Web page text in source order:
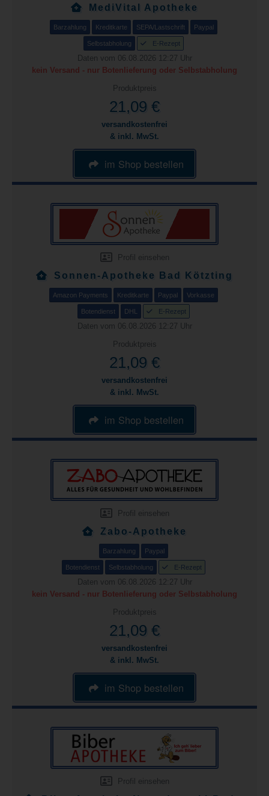
MediVital Apotheke
Barzahlung Kreditkarte SEPA/Lastschrift Paypal
Selbstabholung E-Rezept
Daten vom 06.08.2026 12:27 Uhr
kein Versand - nur Botenlieferung oder Selbstabholung
Produktpreis
21,09 €
versandkostenfrei
& inkl. MwSt.
im Shop bestellen
Profil einsehen
Sonnen-Apotheke Bad Kötzting
Amazon Payments Kreditkarte Paypal Vorkasse
Botendienst DHL E-Rezept
Daten vom 06.08.2026 12:27 Uhr
Produktpreis
21,09 €
versandkostenfrei
& inkl. MwSt.
im Shop bestellen
Profil einsehen
Zabo-Apotheke
Barzahlung Paypal
Botendienst Selbstabholung E-Rezept
Daten vom 06.08.2026 12:27 Uhr
kein Versand - nur Botenlieferung oder Selbstabholung
Produktpreis
21,09 €
versandkostenfrei
& inkl. MwSt.
im Shop bestellen
Profil einsehen